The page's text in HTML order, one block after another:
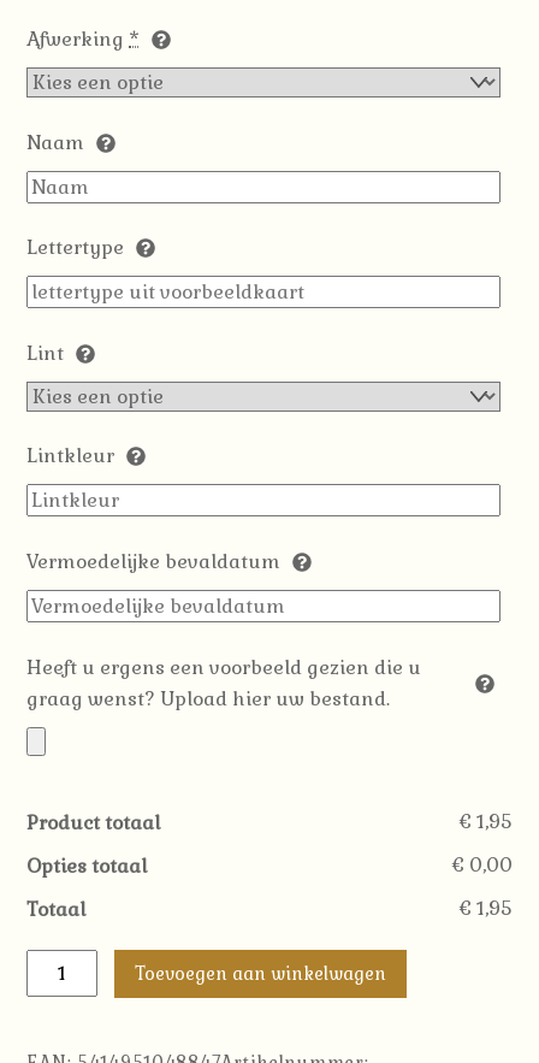
Afwerking *
Naam
Lettertype
Lint
Lintkleur
Vermoedelijke bevaldatum
Heeft u ergens een voorbeeld gezien die u
graag wenst? Upload hier uw bestand.
Product totaal
€ 1,95
Opties totaal
€ 0,00
Totaal
€ 1,95
Mini
Karaf
50ML
Toevoegen aan winkelwagen